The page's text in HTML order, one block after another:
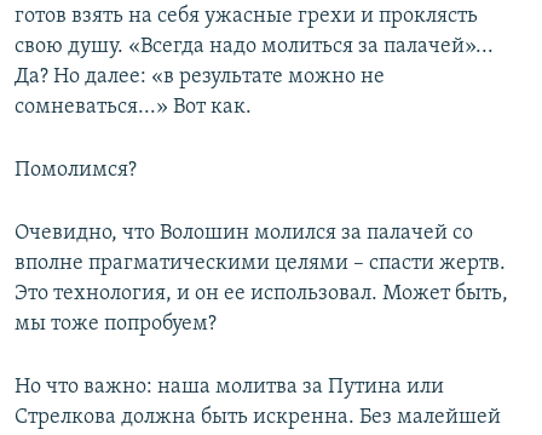
готов взять на себя ужасные грехи и проклясть
свою душу. «Всегда надо молиться за палачей»...
Да? Но далее: «в результате можно не
сомневаться...» Вот как.
Помолимся?
Очевидно, что Волошин молился за палачей со
вполне прагматическими целями – спасти жертв.
Это технология, и он ее использовал. Может быть,
мы тоже попробуем?
Но что важно: наша молитва за Путина или
Стрелкова должна быть искренна. Без малейшей